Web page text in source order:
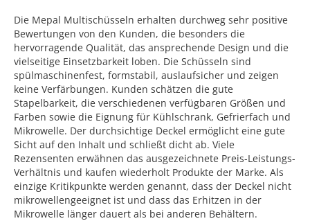
Die Mepal Multischüsseln erhalten durchweg sehr positive
Bewertungen von den Kunden, die besonders die
hervorragende Qualität, das ansprechende Design und die
vielseitige Einsetzbarkeit loben. Die Schüsseln sind
spülmaschinenfest, formstabil, auslaufsicher und zeigen
keine Verfärbungen. Kunden schätzen die gute
Stapelbarkeit, die verschiedenen verfügbaren Größen und
Farben sowie die Eignung für Kühlschrank, Gefrierfach und
Mikrowelle. Der durchsichtige Deckel ermöglicht eine gute
Sicht auf den Inhalt und schließt dicht ab. Viele
Rezensenten erwähnen das ausgezeichnete Preis-Leistungs-
Verhältnis und kaufen wiederholt Produkte der Marke. Als
einzige Kritikpunkte werden genannt, dass der Deckel nicht
mikrowellengeeignet ist und dass das Erhitzen in der
Mikrowelle länger dauert als bei anderen Behältern.